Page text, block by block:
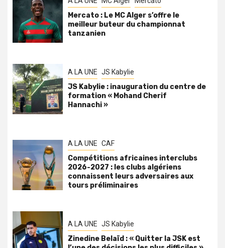
Mercato : Le MC Alger s’offre le
meilleur buteur du championnat
tanzanien
A LA UNE JS Kabylie
JS Kabylie : inauguration du centre de
formation « Mohand Cherif
Hannachi »
A LA UNE CAF
Compétitions africaines interclubs
2026-2027 : les clubs algériens
connaissent leurs adversaires aux
tours préliminaires
A LA UNE JS Kabylie
Zinedine Belaïd : « Quitter la JSK est